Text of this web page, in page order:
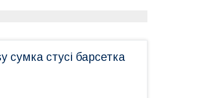
стусі барсетка